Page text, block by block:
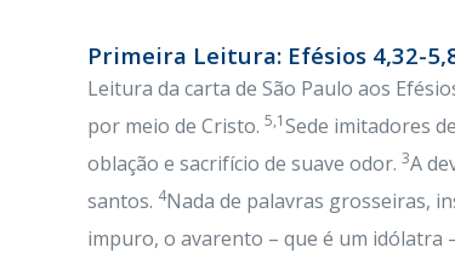
Primeira Leitura: Efésios 4,32-
Leitura da carta de São Paulo aos
por meio de Cristo. 5,1Sede imitadores
oblação e sacrifício de suave odor. 3A
santos. 4Nada de palavras grosseiras,
impuro, o avarento – que é um idólatra